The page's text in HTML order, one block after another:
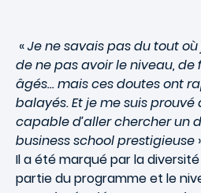
«Je ne savais pas du tout où
de ne pas avoir le niveau,
âgés… mais ces doutes ont
balayés. Et je me suis prouvé
capable d’aller chercher un
business school prestigieuse
Il a été marqué par la
partie du programme et le